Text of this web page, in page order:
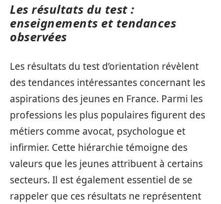
Les résultats du test :
enseignements et tendances
observées
Les résultats du test d’orientation révèlent
des tendances intéressantes concernant les
aspirations des jeunes en France. Parmi les
professions les plus populaires figurent des
métiers comme avocat, psychologue et
infirmier. Cette hiérarchie témoigne des
valeurs que les jeunes attribuent à certains
secteurs. Il est également essentiel de se
rappeler que ces résultats ne représentent